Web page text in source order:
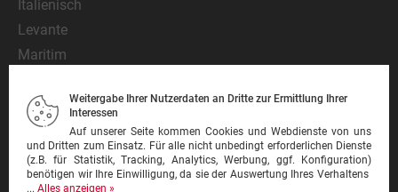
Italienisch
Levante
Maritim
Mexikanisch
Nationalgericht
Orientalisch
Pasta
Weitergabe Ihrer Nutzerdaten an Dritte zur Ermittlung Ihrer
Interessen
Auf unserer Seite kommen Cookies und Webdienste von uns
und Dritten zum Einsatz. Für alle nicht unbedingt erforderlichen Dienste
(z.B. für Statistik, Tracking, Analytics, Werbung, ggf. Konfiguration)
benötigen wir Ihre Einwilligung, da sie der Auswertung Ihres Verhaltens
... Alles anzeigen »